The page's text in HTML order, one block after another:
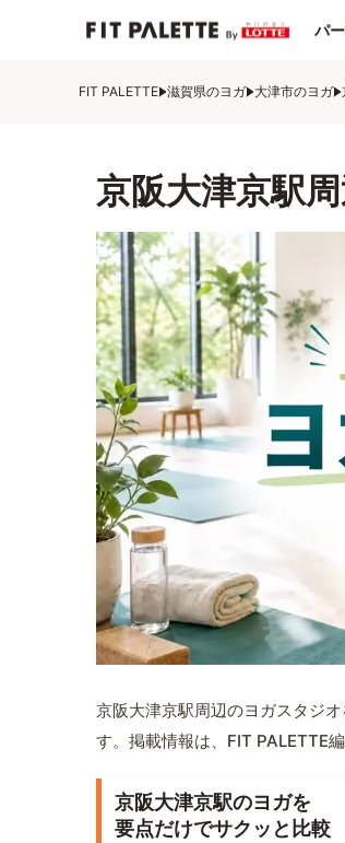
パ
FIT PALETTE 滋賀県のヨガ 大津市のヨガ
京阪大津京駅
京阪大津京駅周辺のヨガスタジ
す。掲載情報は、FIT PALETTE
京阪大津京駅のヨガを
要点だけでサクッと比較